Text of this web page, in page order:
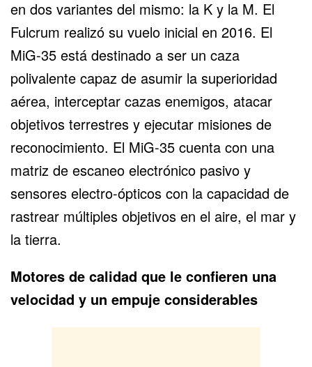
en dos variantes del mismo: la K y la M. El
Fulcrum realizó su vuelo inicial en 2016. El
MiG-35 está destinado a ser un caza
polivalente capaz de asumir la superioridad
aérea, interceptar cazas enemigos, atacar
objetivos terrestres y ejecutar misiones de
reconocimiento. El MiG-35 cuenta con una
matriz de escaneo electrónico pasivo y
sensores electro-ópticos con la capacidad de
rastrear múltiples objetivos en el aire, el mar y
la tierra.
Motores de calidad que le confieren una
velocidad y un empuje considerables